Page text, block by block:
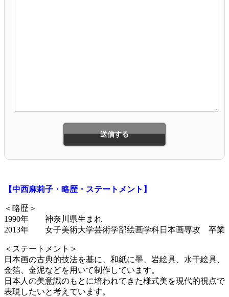
【中西麻莉子・略歴・ステートメント】
＜略歴＞
1990年 神奈川県生まれ
2013年 女子美術大学芸術学部絵画学科日本画専攻 卒業
＜ステートメント＞
日本画の古典的技法を基に、和紙に墨、岩絵具、水干絵具、
金箔、金泥などを用いて制作しています。
日本人の美意識のもとに培われてきた様式美を現代的視点で
表現したいと考えています。